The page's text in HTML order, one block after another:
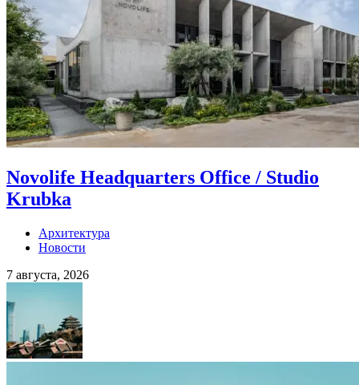
Novolife Headquarters Office / Studio
Krubka
Архитектура
Новости
7 августа, 2026